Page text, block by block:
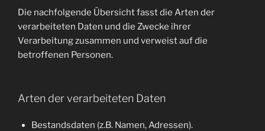
Die nachfolgende Übersicht fasst die Arten der
verarbeiteten Daten und die Zwecke ihrer
Verarbeitung zusammen und verweist auf die
betroffenen Personen.
Arten der verarbeiteten Daten
Bestandsdaten (z.B. Namen, Adressen).